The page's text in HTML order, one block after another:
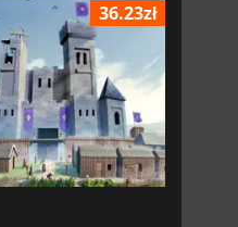
36.23zł